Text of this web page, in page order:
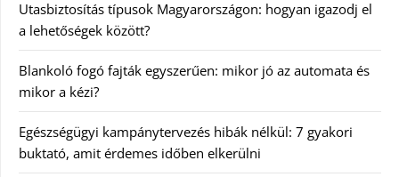
Utasbiztosítás típusok Magyarországon: hogyan igazodj el
a lehetőségek között?
Blankoló fogó fajták egyszerűen: mikor jó az automata és
mikor a kézi?
Egészségügyi kampánytervezés hibák nélkül: 7 gyakori
buktató, amit érdemes időben elkerülni